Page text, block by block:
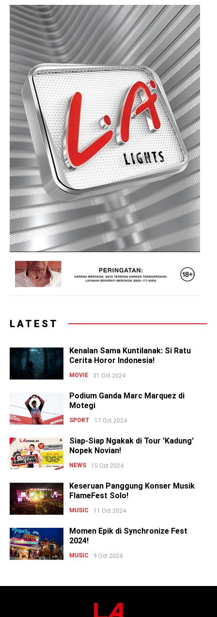
LATEST
Kenalan Sama Kuntilanak: Si Ratu
Cerita Horor Indonesia!
MOVIE 31 Oct 2024
Podium Ganda Marc Marquez di
Motegi
SPORT 17 Oct 2024
Siap-Siap Ngakak di Tour 'Kadung'
Nopek Novian!
NEWS 15 Oct 2024
Keseruan Panggung Konser Musik
FlameFest Solo!
MUSIC 11 Oct 2024
Momen Epik di Synchronize Fest
2024!
MUSIC 9 Oct 2024